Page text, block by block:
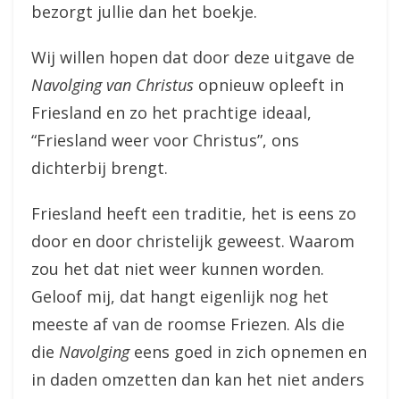
bezorgt jullie dan het boekje.
Wij willen hopen dat door deze uitgave de
Navolging van Christus opnieuw opleeft in
Friesland en zo het prachtige ideaal,
“Friesland weer voor Christus”, ons
dichterbij brengt.
Friesland heeft een traditie, het is eens zo
door en door christelijk geweest. Waarom
zou het dat niet weer kunnen worden.
Geloof mij, dat hangt eigenlijk nog het
meeste af van de roomse Friezen. Als die
die Navolgingeens goed in zich opnemen en
in daden omzetten dan kan het niet anders